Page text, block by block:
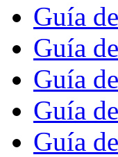
Guía
Guía
Guía
Guía
Guía